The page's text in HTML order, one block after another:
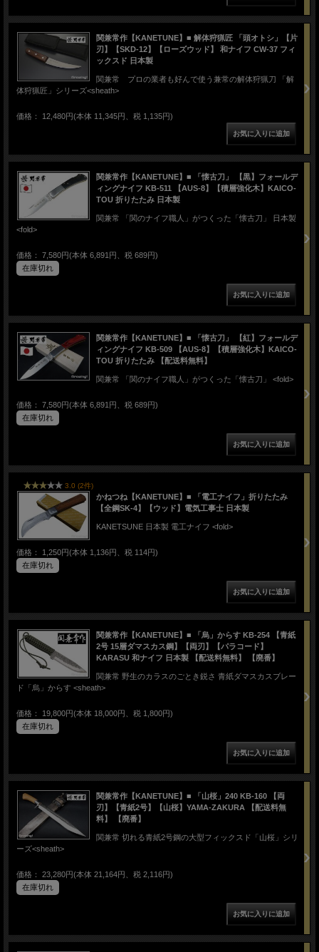
関兼常作【KANETUNE】■ 解体狩猟匠 「頭オトシ」【片
刃】【SKD-12】【ローズウッド】 和ナイフ CW-37 フィ
ックスド 日本製
関兼常 プロの業者も好んで使う兼常の解体狩猟刀 「解
体狩猟匠」シリーズ<sheath>
価格： 12,480円(本体 11,345円、税 1,135円)
関兼常作【KANETUNE】■ 「懐古刀」 【黒】フォールデ
ィングナイフ KB-511 【AUS-8】【積層強化木】KAICO-
TOU 折りたたみ 日本製
関兼常 「関のナイフ職人」がつくった「懐古刀」 日本製
<fold>
価格： 7,580円(本体 6,891円、税 689円)
在庫切れ
関兼常作【KANETUNE】■ 「懐古刀」 【紅】フォールデ
ィングナイフ KB-509 【AUS-8】【積層強化木】KAICO-
TOU 折りたたみ 【配送料無料】
関兼常 「関のナイフ職人」がつくった「懐古刀」 <fold>
価格： 7,580円(本体 6,891円、税 689円)
在庫切れ
3.0 (2件)
かねつね【KANETUNE】■ 「電工ナイフ」折りたたみ
【全鋼SK-4】【ウッド】電気工事士 日本製
KANETSUNE 日本製 電工ナイフ <fold>
価格： 1,250円(本体 1,136円、税 114円)
在庫切れ
関兼常作【KANETUNE】■ 「烏」からす KB-254 【青紙
2号 15層ダマスカス鋼】【両刃】【パラコード】
KARASU 和ナイフ 日本製 【配送料無料】 【廃番】
関兼常 野生のカラスのごとき鋭さ 青紙ダマスカスブレー
ド「烏」からす <sheath>
価格： 19,800円(本体 18,000円、税 1,800円)
在庫切れ
関兼常作【KANETUNE】■ 「山桜」240 KB-160 【両
刃】【青紙2号】【山桜】YAMA-ZAKURA 【配送料無
料】 【廃番】
関兼常 切れる青紙2号鋼の大型フィックスド「山桜」シリ
ーズ<sheath>
価格： 23,280円(本体 21,164円、税 2,116円)
在庫切れ